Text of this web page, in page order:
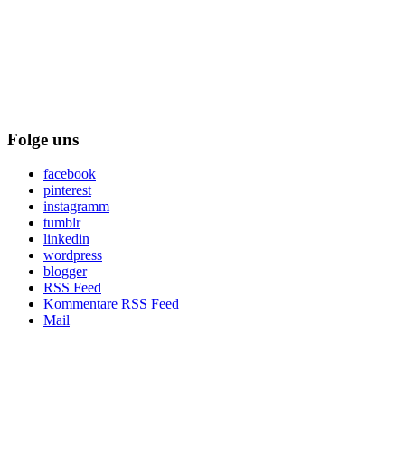
Folge uns
facebook
pinterest
instagramm
tumblr
linkedin
wordpress
blogger
RSS Feed
Kommentare RSS Feed
Mail